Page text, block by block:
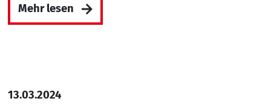
Mehr lesen
13.03.2024